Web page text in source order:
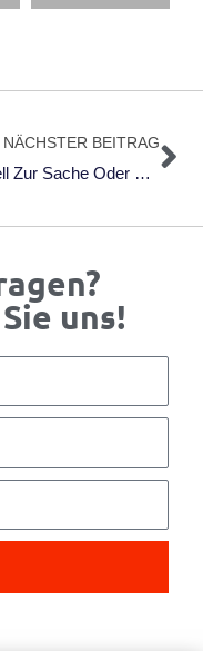
NÄCHSTER BEITRAG
Schnell Zur Sache Oder Erst In Die Beziehung Investieren? High Quality Connections Und Der Raue Besprechungsalltag
uns!